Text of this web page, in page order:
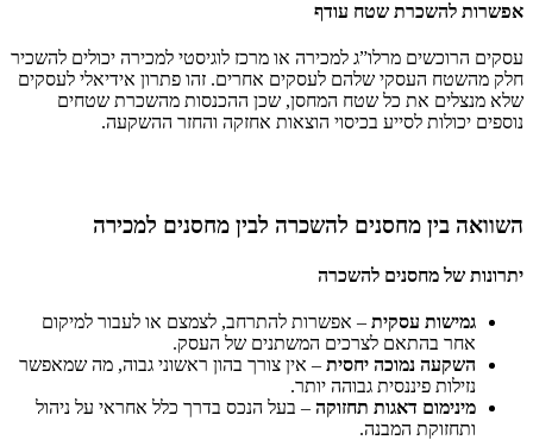
אפשרות להשכרת שטח עודף
עסקים הרוכשים מרלו”ג למכירה או מרכז לוגיסטי למכירה יכולים להשכיר
חלק מהשטח העסקי שלהם לעסקים אחרים. זהו פתרון אידיאלי לעסקים
שלא מנצלים את כל שטח המחסן, שכן ההכנסות מהשכרת שטחים
נוספים יכולות לסייע בכיסוי הוצאות אחזקה והחזר ההשקעה.
השוואה בין מחסנים להשכרה לבין מחסנים למכירה
יתרונות של מחסנים להשכרה
גמישות עסקית – אפשרות להתרחב, לצמצם או לעבור למיקום
אחר בהתאם לצרכים המשתנים של העסק.
השקעה נמוכה יחסית – אין צורך בהון ראשוני גבוה, מה שמאפשר
נזילות פיננסית גבוהה יותר.
מינימום דאגות תחזוקה – בעל הנכס בדרך כלל אחראי על ניהול
ותחזוקת המבנה.